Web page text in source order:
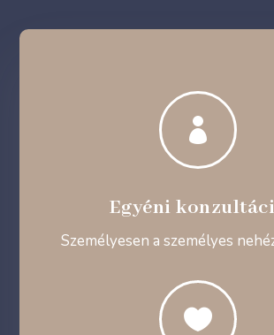

Egyéni
Személyesen a személyes
